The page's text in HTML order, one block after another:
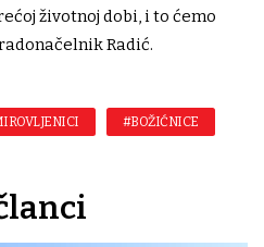
životnoj dobi, i to ćemo
Radić.
#BOŽIĆNICE